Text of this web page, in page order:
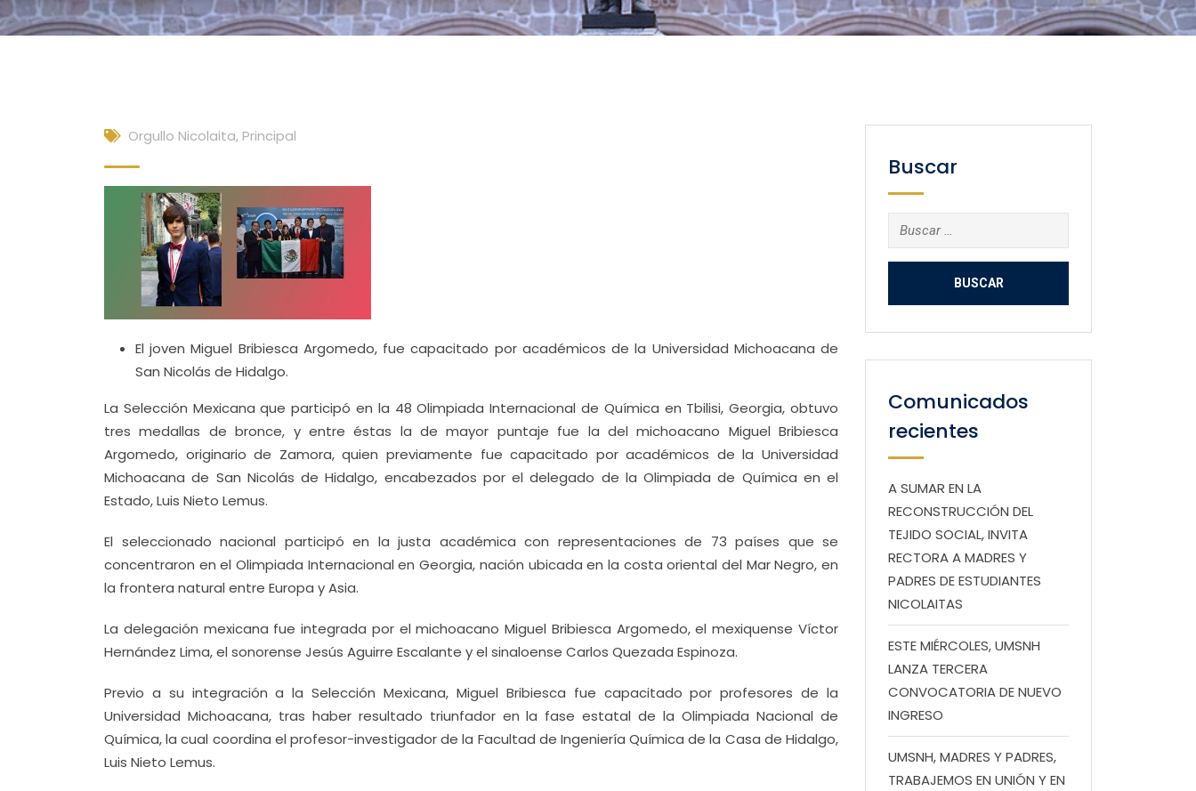
Orgullo Nicolaita, Principal
El joven Miguel Bribiesca Argomedo, fue capacitado por académicos de la Universidad Michoacana de
San Nicolás de Hidalgo.
La Selección Mexicana que participó en la 48 Olimpiada Internacional de Química en Tbilisi, Georgia, obtuvo
tres medallas de bronce, y entre éstas la de mayor puntaje fue la del michoacano Miguel Bribiesca
Argomedo, originario de Zamora, quien previamente fue capacitado por académicos de la Universidad
Michoacana de San Nicolás de Hidalgo, encabezados por el delegado de la Olimpiada de Química en el
Estado, Luis Nieto Lemus.
El seleccionado nacional participó en la justa académica con representaciones de 73 países que se
concentraron en el Olimpiada Internacional en Georgia, nación ubicada en la costa oriental del Mar Negro, en
la frontera natural entre Europa y Asia.
La delegación mexicana fue integrada por el michoacano Miguel Bribiesca Argomedo, el mexiquense Víctor
Hernández Lima, el sonorense Jesús Aguirre Escalante y el sinaloense Carlos Quezada Espinoza.
Previo a su integración a la Selección Mexicana, Miguel Bribiesca fue capacitado por profesores de la
Universidad Michoacana, tras haber resultado triunfador en la fase estatal de la Olimpiada Nacional de
Química, la cual coordina el profesor-investigador de la Facultad de Ingeniería Química de la Casa de Hidalgo,
Luis Nieto Lemus.
Buscar
Buscar:
Comunicados
recientes
A SUMAR EN LA
RECONSTRUCCIÓN DEL
TEJIDO SOCIAL, INVITA
RECTORA A MADRES Y
PADRES DE ESTUDIANTES
NICOLAITAS
ESTE MIÉRCOLES, UMSNH
LANZA TERCERA
CONVOCATORIA DE NUEVO
INGRESO
UMSNH, MADRES Y PADRES,
TRABAJEMOS EN UNIÓN Y EN